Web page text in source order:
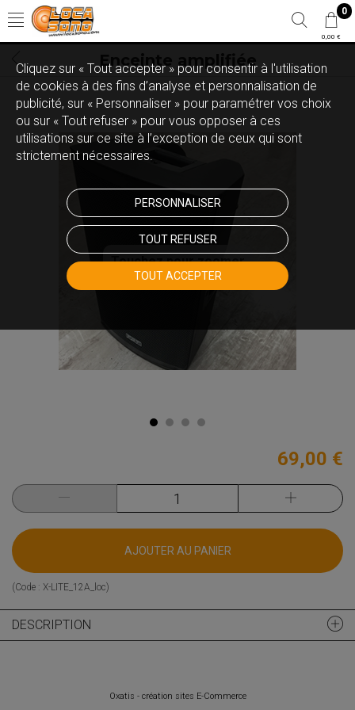
0
0,00 €
Enceinte amplifiée
Touchez pour zoomer
69,00 €
AJOUTER AU PANIER
(Code : X-LITE_12A_loc)
DESCRIPTION
Cliquez sur « Tout accepter » pour consentir à l'utilisation
de cookies à des fins d’analyse et personnalisation de
publicité, sur « Personnaliser » pour paramétrer vos choix
ou sur « Tout refuser » pour vous opposer à ces
utilisations sur ce site à l’exception de ceux qui sont
strictement nécessaires.
PERSONNALISER
TOUT REFUSER
TOUT ACCEPTER
Oxatis - création sites E-Commerce